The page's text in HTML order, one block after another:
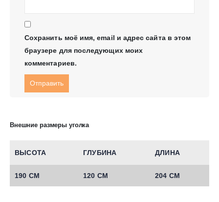
Сохранить моё имя, email и адрес сайта в этом
браузере для последующих моих
комментариев.
Внешние размеры уголка
ВЫСОТА ГЛУБИНА ДЛИНА
190 СМ 120 СМ 204 СМ